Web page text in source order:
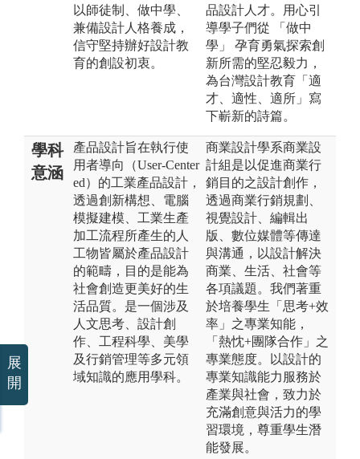
以師徒制、做中學、
兼備設計人格養成，
信守堅持辦好設計教
育的創設初衷。
品設計人才。用心引
導學子們從 「做中
學」 孕育勇氣探索創
新所需的堅忍毅力，
為台灣設計教育「適
才、適性、適所」寫
下嶄新的詩篇。
學科
意涵
產品設計旨在執行使
用者導向（User-Center
ed）的工業產品設計，
透過創新構想、電腦
模擬建模、工業生產
加工流程所產生的人
工物皆屬於產品設計
的範疇，目的是能為
社會創造更美好的生
活品質。是一個涉及
人文思考、設計創
作、工程科學、美學
及行銷管理等多元領
域知識的應用學科。
商業設計學系商業設
計組是以促進商業行
銷目的之設計創作，
透過商業行銷規劃、
視覺設計、編輯出
版、數位媒體等傳達
與溝通，以設計解決
商業、生活、社會等
各項議題。我們著重
於培養學生「思考+效
率」之專業知能，
「熱忱+團隊合作」之
專業態度。以設計的
專業知識能力服務於
產業與社會，致力於
充滿創意與活力的學
習環境，尊重學生潛
能發展。
展
開